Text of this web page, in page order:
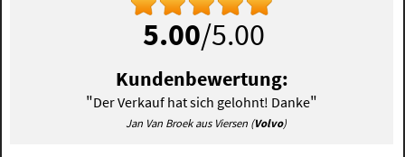
5.00/5.00
Kundenbewertung:
"Der Verkauf hat sich gelohnt! Danke"
Jan Van Broek aus Viersen (Volvo)